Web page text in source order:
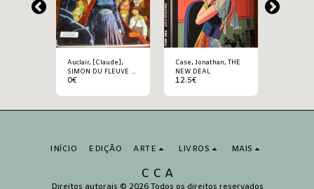
Auclair, [Claude],
SIMON DU FLEUVE –
OS PEREGRINOS
0€
Case, Jonathan, THE
NEW DEAL
12.5€
C C A
Direitos autorais © 2026 Todos os direitos reservados
INÍCIO EDIÇÃO ARTE LIVROS MAIS